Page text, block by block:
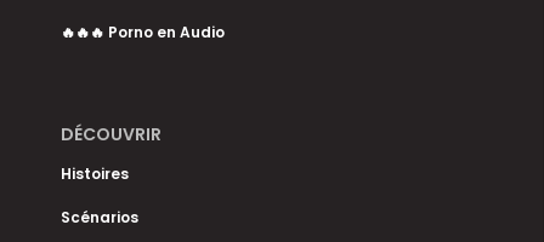
🔥🔥🔥 Porno en Audio
DÉCOUVRIR
Histoires
Scénarios